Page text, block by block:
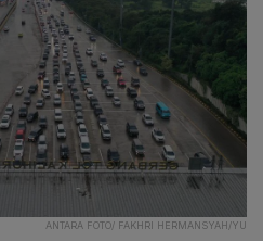
ANTARA FOTO/ FAKHRI HERMANSYAH/YU